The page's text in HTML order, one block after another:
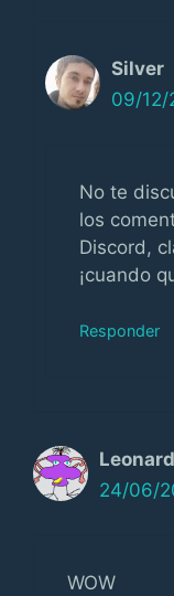
Silver
09/12/
No te
los
Discord,
¡cuando
Responder
24/06/
WOW